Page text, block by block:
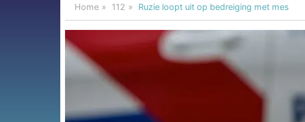
Home 112 Ruzie loopt uit op bedreiging met mes